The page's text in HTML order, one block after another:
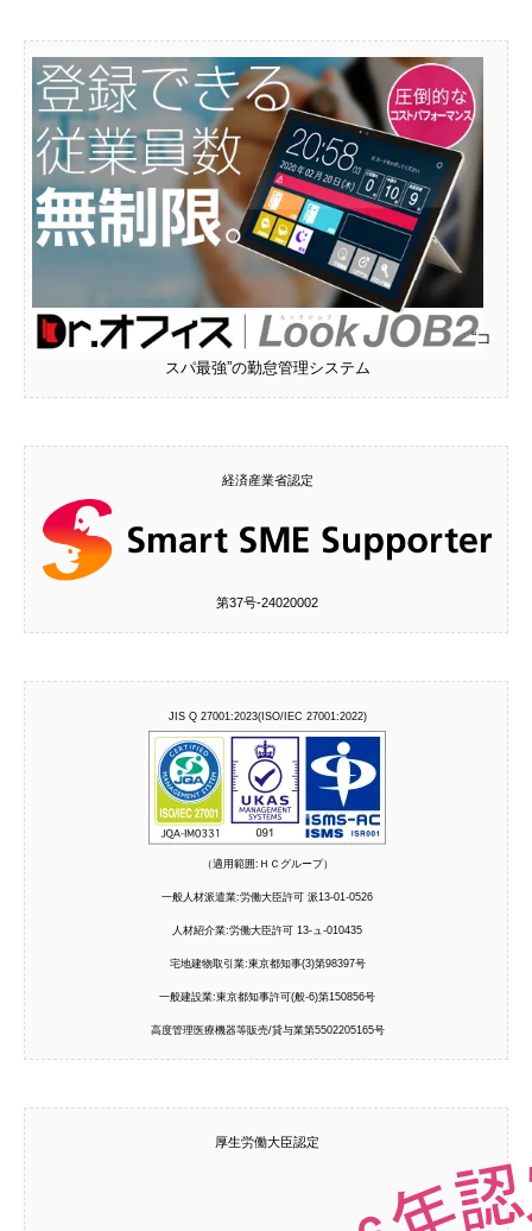
“コ
スパ最強”の勤怠管理システム
経済産業省認定
第37号‐24020002
JIS Q 27001:2023(ISO/IEC 27001:2022)
（適用範囲:ＨＣグループ）
一般人材派遣業:労働大臣許可 派13-01-0526
人材紹介業:労働大臣許可 13-ュ-010435
宅地建物取引業:東京都知事(3)第98397号
一般建設業:東京都知事許可(般-6)第150856号
高度管理医療機器等販売/貸与業第5502205165号
厚生労働大臣認定